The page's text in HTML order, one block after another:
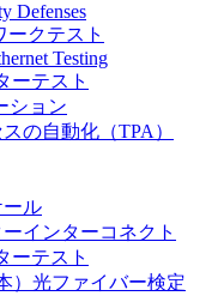
Defenses
ークテスト
Testing
ーテスト
ション
の自動化（TPA）
ル
インターコネクト
ーテスト
）光ファイバー検定